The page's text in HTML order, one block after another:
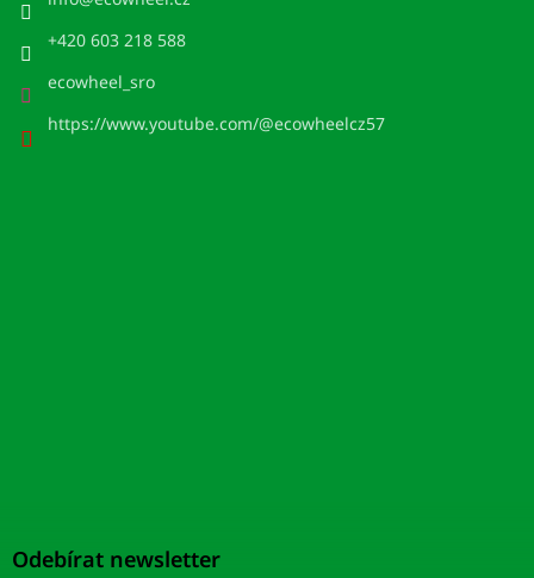
+420 603 218 588
ecowheel_sro
https://www.youtube.com/@ecowheelcz57
Odebírat newsletter